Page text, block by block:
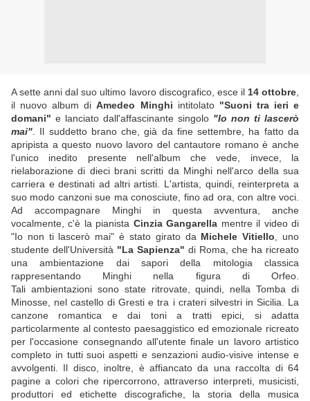
A sette anni dal suo ultimo lavoro discografico, esce il 14 ottobre
il nuovo album diAmedeo Minghi intitolato "Suoni tra ieri e
domani" e lanciato dall'affascinante singolo "Io non ti lascerò
mai" . Il suddetto brano che, già da fine settembre, ha fatto da
apripista a questo nuovo lavoro del cantautore romano è anche
l'unico inedito presente nell'album che vede, invece, la
rielaborazione di dieci brani scritti da Minghi nell'arco della sua
carriera e destinati ad altri artisti. L'artista, quindi, reinterpreta a
suo modo canzoni sue ma conosciute, fino ad ora, con altre voci.
Ad accompagnare Minghi in questa avventura, anche
vocalmente, c'è la pianista Cinzia Gangarella mentre il video di
"Io non ti lascerò mai" è stato girato da Michele Vitiello , uno
studente dell'Università "La Sapienza" di Roma, che ha ricreato
una ambientazione dai sapori della mitologia classica
rappresentando Minghi nella figura di Orfeo.
Tali ambientazioni sono state ritrovate, quindi, nella Tomba di
Minosse, nel castello di Gresti e tra i crateri silvestri in Sicilia. La
canzone romantica e dai toni a tratti epici, si adatta
particolarmente al contesto paesaggistico ed emozionale ricreato
per l'occasione consegnando all'utente finale un lavoro artistico
completo in tutti suoi aspetti e senzazioni audio-visive intense e
avvolgenti. Il disco, inoltre, è affiancato da una raccolta di 64
pagine a colori che ripercorrono, attraverso interpreti, musicisti,
produttori ed etichette discografiche, la storia della musica